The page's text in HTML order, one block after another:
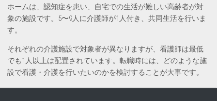
ホームは、認知症を患い、自宅での生活が難しい高齢者が対
象の施設です。5〜9人に介護師が1人付き、共同生活を行いま
す。
それぞれの介護施設で対象者が異なりますが、看護師は最低
でも1人以上は配置されています。転職時には、どのような施
設で看護・介護を行いたいのかを検討することが大事です。